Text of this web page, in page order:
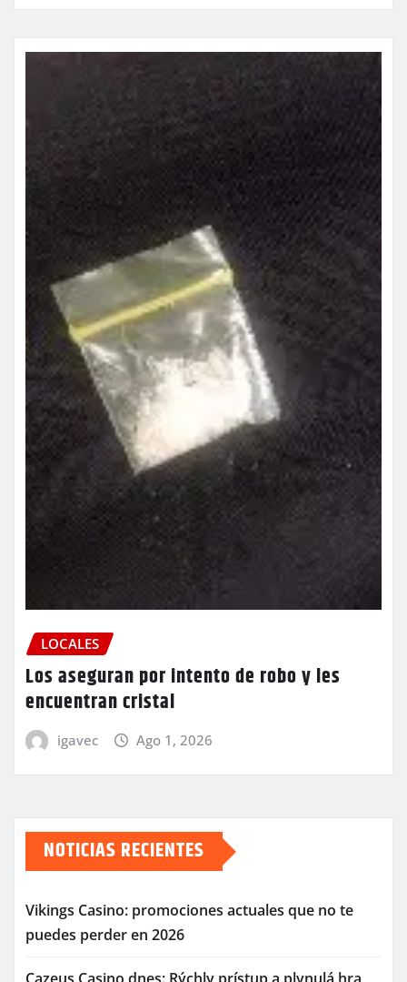
LOCALES
Los aseguran por intento de robo y les
encuentran cristal
igavec Ago 1, 2026
NOTICIAS RECIENTES
Vikings Casino: promociones actuales que no te
puedes perder en 2026